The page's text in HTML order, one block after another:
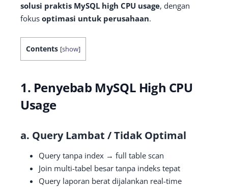
solusi praktis MySQL high CPU usage, dengan
fokus optimasi untuk perusahaan.
Contents [show]
1. Penyebab MySQL High CPU
Usage
a. Query Lambat / Tidak Optimal
Query tanpa index → full table scan
Join multi-tabel besar tanpa indeks tepat
Query laporan berat dijalankan real-time